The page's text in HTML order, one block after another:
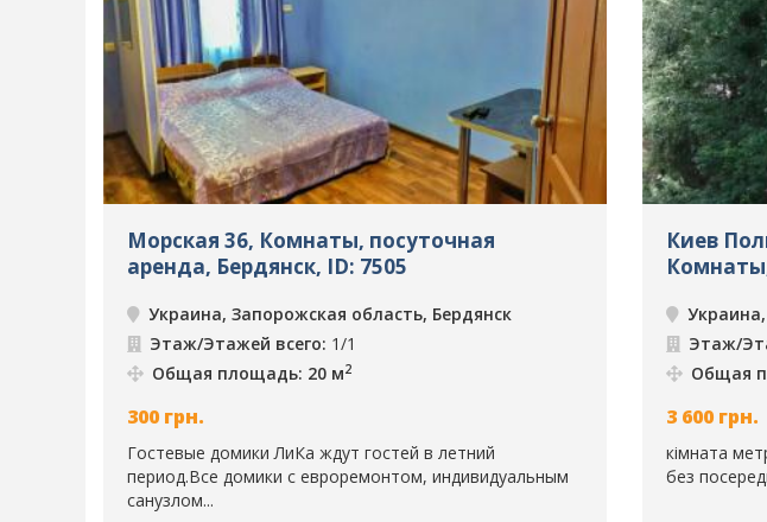
Морская 36, Комнаты, посуточная
аренда, Бердянск, ID: 7505
Украина, Запорожская область, Бердянск
Этаж/Этажей всего: 1/1
Общая площадь: 20 м2
300 грн.
Гостевые домики ЛиКа ждут гостей в летний
период.Все домики с евроремонтом, индивидуальным
санузлом...
Киев
Этаж/
Общая
3 600 грн.
кімната
без